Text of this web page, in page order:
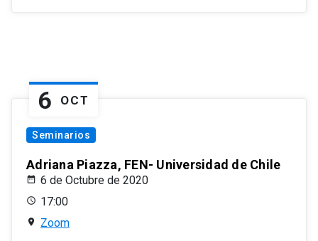
6 OCT
Seminarios
Adriana Piazza, FEN- Universidad de Chile
6 de Octubre de 2020
17:00
Zoom